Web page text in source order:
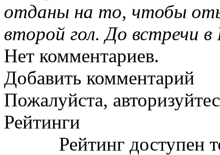
отданы на то, чтобы
второй гол. До встречи в
Нет комментариев.
Добавить комментарий
Пожалуйста,
Рейтинги
Рейтинг доступен